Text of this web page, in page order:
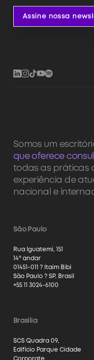
Assine nossa
Somos um
que oferece
todas as práticas
experiência de
nacional e
São Paulo
Rua Iguatemi, 151
14º andar
01451-011 ? Itaim Bibi
São Paulo ? SP, Brasil
+55 11 3024-6100
Brasília
SCS Quadra 09,
Edifício Parque Cidade
Corporate